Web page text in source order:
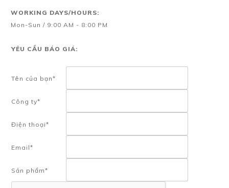
WORKING DAYS/HOURS:
Mon-Sun / 9:00 AM - 8:00 PM
YÊU CẦU BÁO GIÁ:
Tên của bạn*
Công ty*
Điện thoại*
Email*
Sản phẩm*